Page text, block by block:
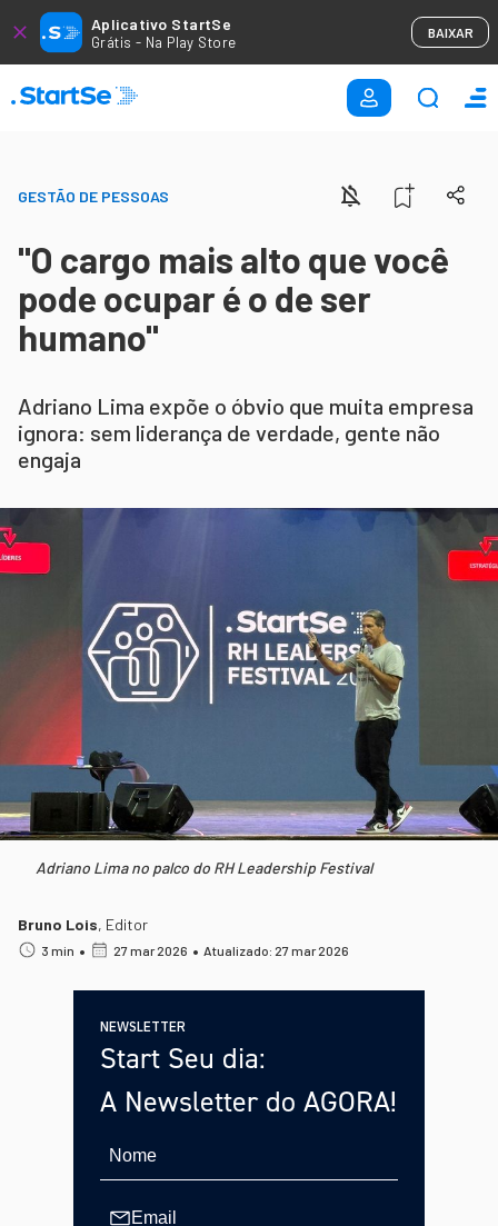
Aplicativo StartSe
Grátis - Na Play Store
BAIXAR
GESTÃO DE PESSOAS
"O cargo mais alto que você
pode ocupar é o de ser
humano"
Adriano Lima expõe o óbvio que muita empresa
ignora: sem liderança de verdade, gente não
engaja
Adriano Lima no palco do RH Leadership Festival
Bruno Lois, Editor
3 min • 27 mar 2026 • Atualizado: 27 mar 2026
NEWSLETTER
Start Seu dia:
A Newsletter do AGORA!